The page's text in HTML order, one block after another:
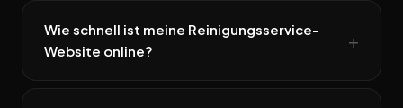
Wie schnell ist meine Reinigungsservice-
Website online?